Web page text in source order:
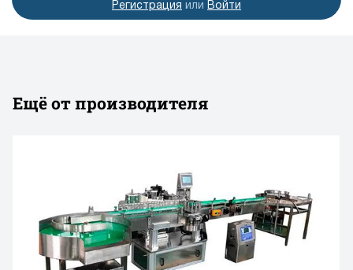
Регистрация или Войти
Ещё от производителя